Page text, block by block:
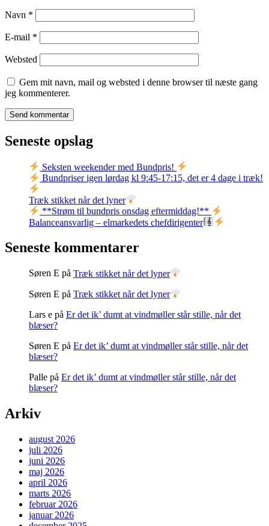
Navn *
E-mail *
Websted
Gem mit navn, mail og websted i denne browser til næste gang
jeg kommenterer.
Seneste opslag
Seksten weekender med Bundpris!
Bundpriser igen lørdag kl 9:45-17:15, det er 4 dage i træk!
Træk stikket når det lyner
**Strøm til bundpris onsdag eftermiddag!**
Balanceansvarlig – elmarkedets chefdirigenter
Seneste kommentarer
Søren E på Træk stikket når det lyner
Søren E på Træk stikket når det lyner
Lars e på Er det ik’ dumt at vindmøller står stille, når det
blæser?
Søren E på Er det ik’ dumt at vindmøller står stille, når det
blæser?
Palle på Er det ik’ dumt at vindmøller står stille, når det
blæser?
Arkiv
august 2026
juli 2026
juni 2026
maj 2026
april 2026
marts 2026
februar 2026
januar 2026